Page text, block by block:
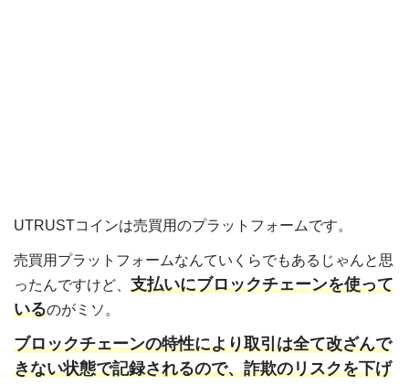
UTRUSTコインは売買用のプラットフォームです。
売買用プラットフォームなんていくらでもあるじゃんと思
ったんですけど、 支払いにブロックチェーンを使って
いるのがミソ。
ブロックチェーンの特性により取引は全て改ざんで
きない状態で記録されるので、詐欺のリスクを下げ